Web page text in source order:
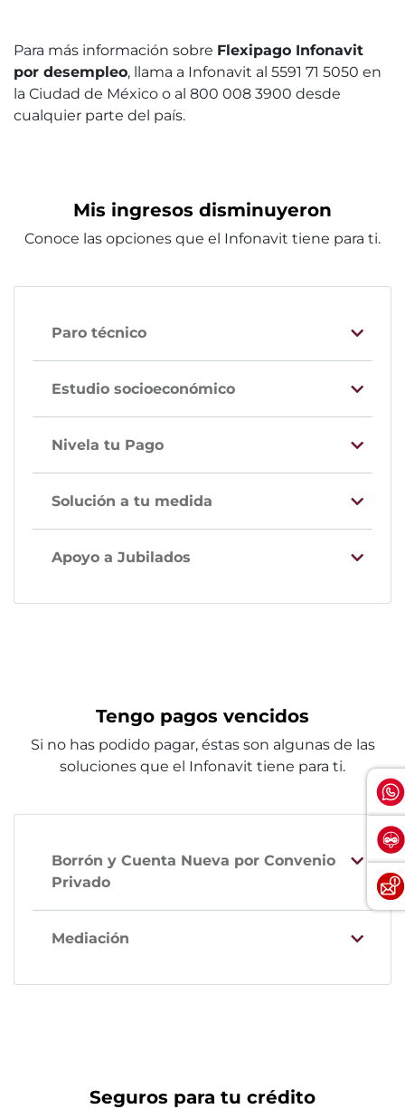
Para más información sobre Flexipago Infonavit
por desempleo, llama a Infonavit al 5591 71 5050 en
la Ciudad de México o al 800 008 3900 desde
cualquier parte del país.
Mis ingresos disminuyeron
Conoce las opciones que el Infonavit tiene para ti.
Paro técnico
Estudio socioeconómico
Nivela tu Pago
Solución a tu medida
Apoyo a Jubilados
Tengo pagos vencidos
Si no has podido pagar, éstas son algunas de las
soluciones que el Infonavit tiene para ti.
Borrón y Cuenta Nueva por Convenio
Privado
Mediación
Seguros para tu crédito